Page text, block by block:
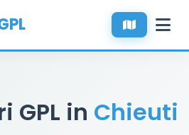
GPL in Chieuti